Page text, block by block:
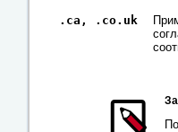
.ca, .co.uk